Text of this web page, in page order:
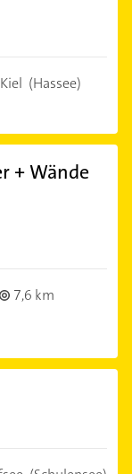
(Hassee)
+ Wände
7,6 km